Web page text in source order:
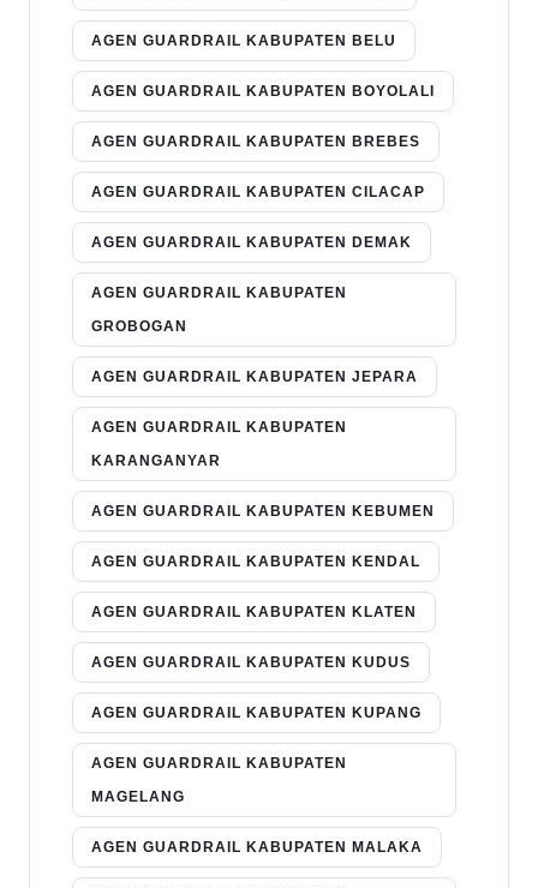
AGEN GUARDRAIL KABUPATEN BELU
AGEN GUARDRAIL KABUPATEN BOYOLALI
AGEN GUARDRAIL KABUPATEN BREBES
AGEN GUARDRAIL KABUPATEN CILACAP
AGEN GUARDRAIL KABUPATEN DEMAK
AGEN GUARDRAIL KABUPATEN
GROBOGAN
AGEN GUARDRAIL KABUPATEN JEPARA
AGEN GUARDRAIL KABUPATEN
KARANGANYAR
AGEN GUARDRAIL KABUPATEN KEBUMEN
AGEN GUARDRAIL KABUPATEN KENDAL
AGEN GUARDRAIL KABUPATEN KLATEN
AGEN GUARDRAIL KABUPATEN KUDUS
AGEN GUARDRAIL KABUPATEN KUPANG
AGEN GUARDRAIL KABUPATEN
MAGELANG
AGEN GUARDRAIL KABUPATEN MALAKA